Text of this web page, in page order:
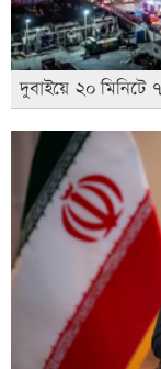
দুবাইয়ে ২০ মিনিটে